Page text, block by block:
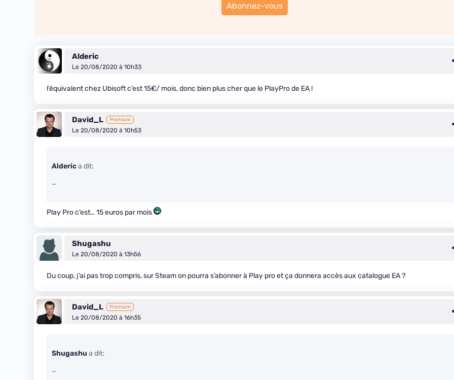
Abonnez-vous
Alderic
Le 20/08/2020 à 10h33
l’équivalent chez Ubisoft c’est 15€/ mois, donc bien plus cher que le PlayPro de EA !
David_L Premium
Le 20/08/2020 à 10h53
Alderica dit:
…
Play Pro c’est… 15 euros par mois
Shugashu
Le 20/08/2020 à 13h56
Du coup, j’ai pas trop compris, sur Steam on pourra s’abonner à Play pro et ça donnera accès aux catalogue EA ?
David_L Premium
Le 20/08/2020 à 16h35
Shugashu a dit:
…